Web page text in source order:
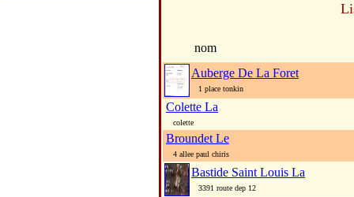
nom
Auberge De La Foret
1 place tonkin
Colette La
colette
Broundet Le
4 allee paul chiris
Bastide Saint Louis La
3391 route dep 12